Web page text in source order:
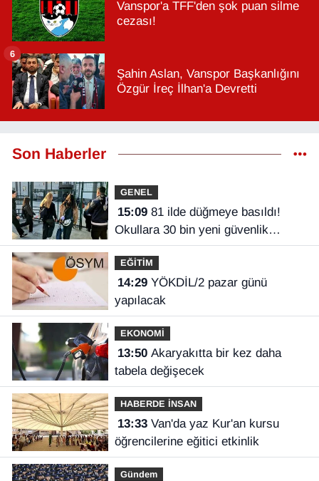
Vanspor'a TFF'den şok puan silme
cezası!
Şahin Aslan, Vanspor Başkanlığını
Özgür İreç İlhan'a Devretti
6
Son Haberler
GENEL
15:0981 ilde düğmeye basıldı!
Okullara 30 bin yeni güvenlik
görevlisi
EĞİTİM
14:29YÖKDİL/2 pazar günü
yapılacak
EKONOMİ
13:50Akaryakıtta bir kez daha
tabela değişecek
HABERDE İNSAN
13:33Van'da yaz Kur'an kursu
öğrencilerine eğitici etkinlik
Gündem